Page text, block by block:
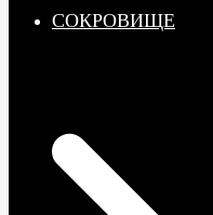
СОКРОВИЩE